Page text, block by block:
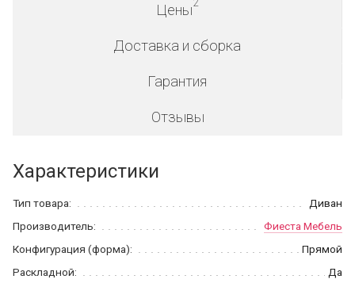
Цены2
Доставка и сборка
Гарантия
Отзывы
Характеристики
Тип товара:
Диван
Производитель:
Фиеста Мебель
Конфигурация (форма):
Прямой
Раскладной:
Да